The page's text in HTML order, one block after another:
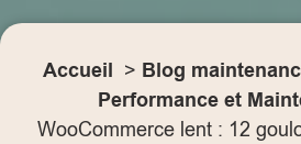
Accueil
Blog
Performance et
WooCommerce lent : 12